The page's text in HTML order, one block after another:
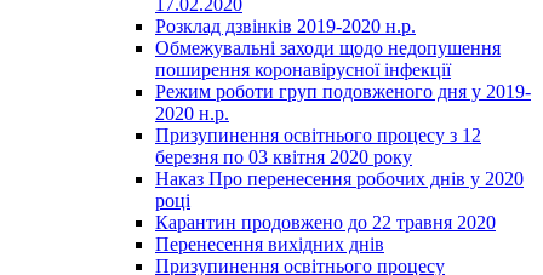
17.02.2020
Розклад дзвінків 2019-2020 н.р.
Обмежувальні заходи щодо недопушення
поширення коронавірусної інфекції
Режим роботи груп подовженого дня у 2019-
2020 н.р.
Призупинення освітнього процесу з 12
березня по 03 квітня 2020 року
Наказ Про перенесення робочих днів у 2020
році
Карантин продовжено до 22 травня 2020
Перенесення вихідних днів
Призупинення освітнього процесу